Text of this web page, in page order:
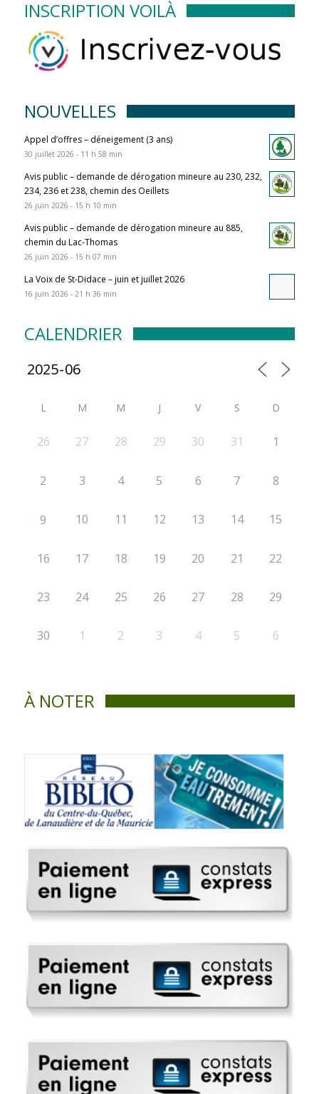
INSCRIPTION VOILÀ
NOUVELLES
Appel d’offres – déneigement (3 ans)
30 juillet 2026 - 11 h 58 min
Avis public – demande de dérogation mineure au 230, 232,
234, 236 et 238, chemin des Oeillets
26 juin 2026 - 15 h 10 min
Avis public – demande de dérogation mineure au 885,
chemin du Lac-Thomas
26 juin 2026 - 15 h 07 min
La Voix de St-Didace – juin et juillet 2026
16 juin 2026 - 21 h 36 min
CALENDRIER
L M M J V S D
26 27 28 29 30 31 1
2 3 4 5 6 7 8
9 10 11 12 13 14 15
16 17 18 19 20 21 22
23 24 25 26 27 28 29
30 1 2 3 4 5 6
À NOTER